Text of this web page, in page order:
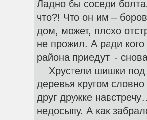
Ладно бы соседи
что?! Что он им –
дом, может, плохо
не прожил. А ради кого
района приедут, -
Хрустели шишки под
деревья кругом
друг дружке
недосыпу. А как